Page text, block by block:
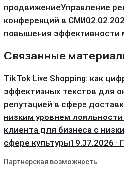
продвижениеУправление
конференций в СМИ
повышения эффективности
Связанные
TikTok Live Shopping: как
эффективных текстов для
репутацией в сфере
низким уровнем
клиента для бизнеса с
сфере культуры19.07.2026 ·
Партнерская возможность